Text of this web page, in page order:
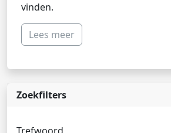
vinden.
Lees meer
Zoekfilters